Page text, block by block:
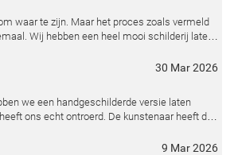
waar te zijn. Maar het proces zoals vermeld
Wij hebben een heel mooi schilderij laten
30 Mar 2026
we een handgeschilderde versie laten
ons echt ontroerd. De kunstenaar heeft de
9 Mar 2026